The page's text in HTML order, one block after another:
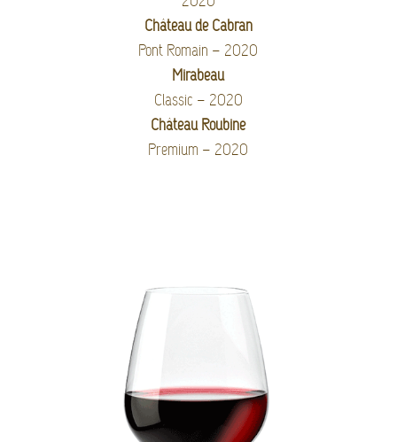
Château de Cabran
Pont Romain – 2020
Mirabeau
Classic – 2020
Château Roubine
Premium – 2020